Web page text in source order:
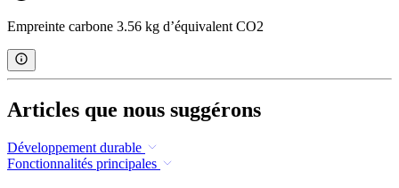
Empreinte carbone 3.56 kg d’équivalent CO2
Articles que nous suggérons
Développement durable
Fonctionnalités principales